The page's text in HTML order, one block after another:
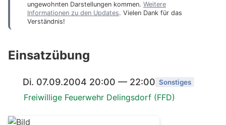
ungewohnten Darstellungen kommen. Weitere
Informationen zu den Updates. Vielen Dank für das
Verständnis!
Einsatzübung
Di. 07.09.2004 20:00 — 22:00 Sonstiges
Freiwillige Feuerwehr Delingsdorf (FFD)